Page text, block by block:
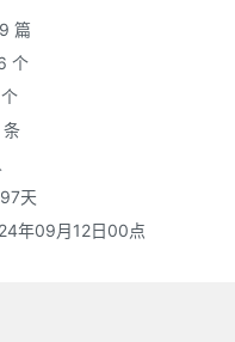
篇
个
条
天
年09月12日00点